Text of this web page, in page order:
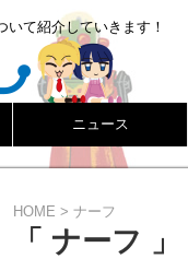
て紹介していきます！
ニュース
HOME > ナーフ
「 ナーフ